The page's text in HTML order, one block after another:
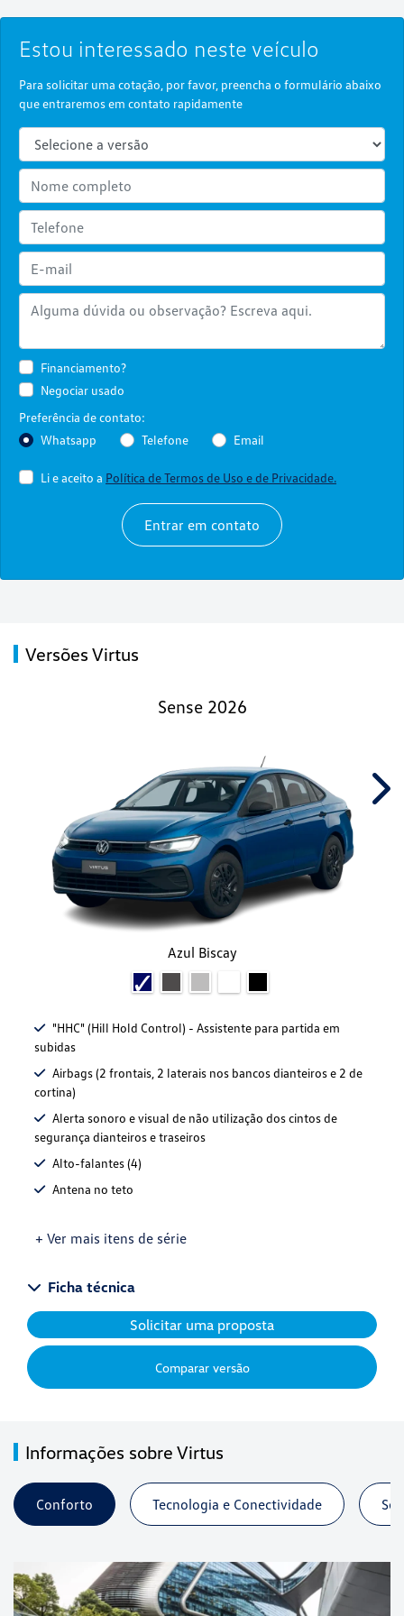
Estou interessado neste veículo
Para solicitar uma cotação, por favor, preencha o formulário abaixo
que entraremos em contato rapidamente
Financiamento?
Negociar usado
Preferência de contato:
Whatsapp
Telefone Email
Li e aceito a Política de Termos de Uso e de Privacidade.
Entrar em contato
Versões Virtus
Sense 2026
Azul Biscay
"HHC" (Hill Hold Control) - Assistente para partida em
subidas
Airbags (2 frontais, 2 laterais nos bancos dianteiros e 2 de
cortina)
Alerta sonoro e visual de não utilização dos cintos de
segurança dianteiros e traseiros
Alto-falantes (4)
Antena no teto
+ Ver mais itens de série
Ficha técnica
Solicitar uma proposta
Comparar versão
Informações sobre Virtus
Conforto Tecnologia e Conectividade